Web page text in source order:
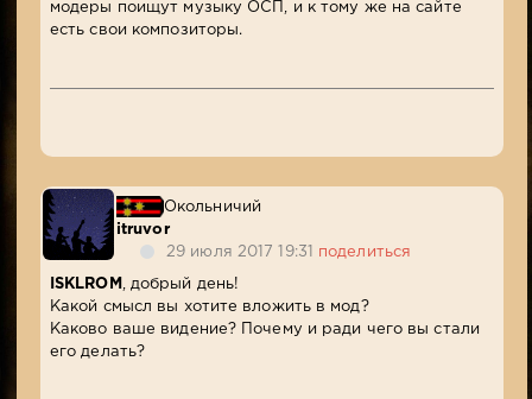
модеры поищут музыку ОСП, и к тому же на сайте
есть свои композиторы.
Окольничий
itruvor
29 июля 2017 19:31 поделиться
ISKLROM
, добрый день!
Какой смысл вы хотите вложить в мод?
Каково ваше видение? Почему и ради чего вы стали
его делать?